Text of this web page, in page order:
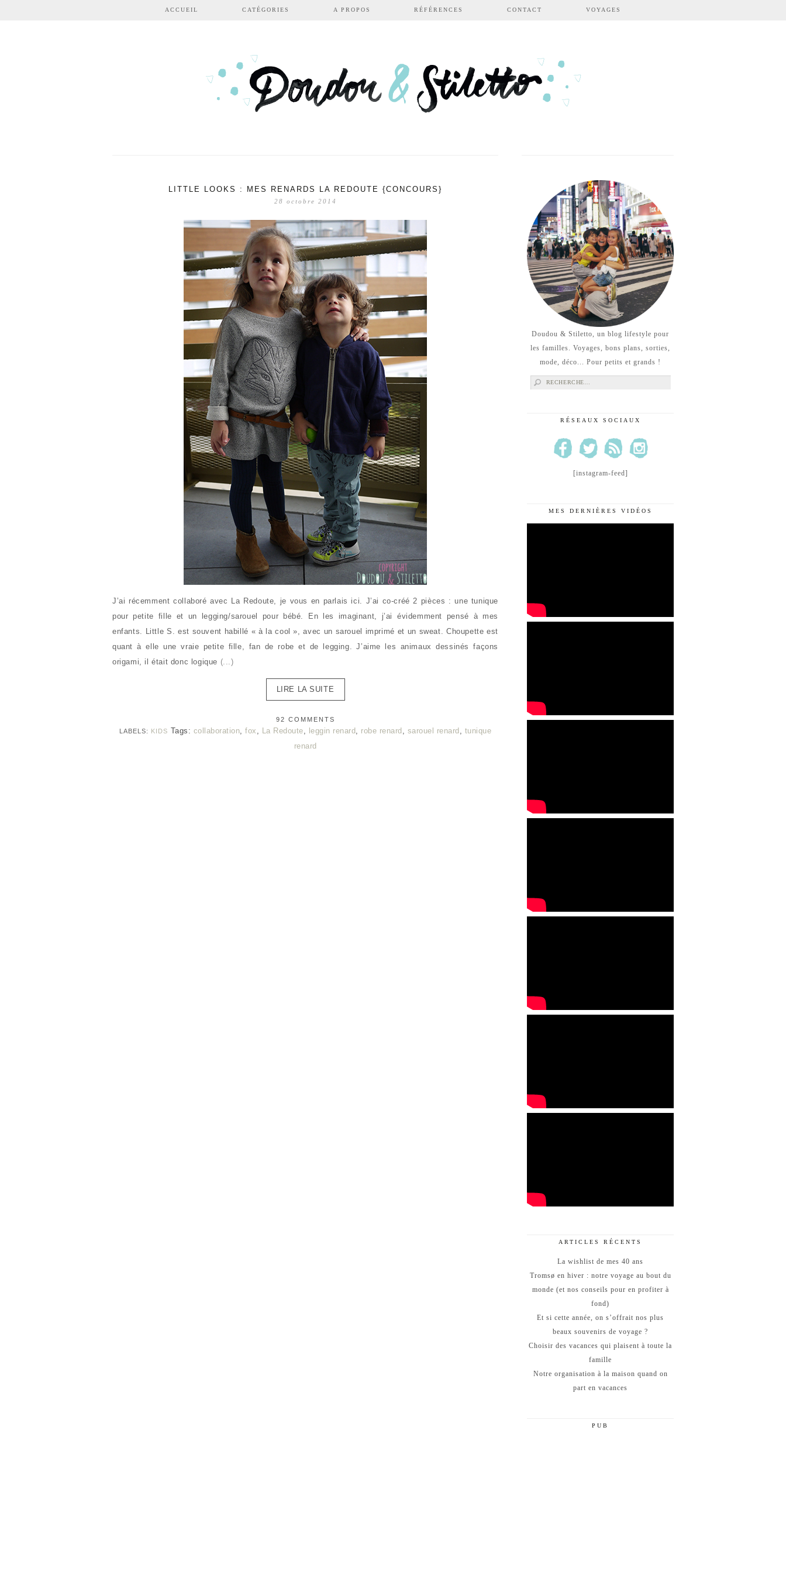
Aller au contenu principal
ACCUEIL CATÉGORIES A PROPOS RÉFÉRENCES CONTACT VOYAGES
LITTLE LOOKS : MES RENARDS LA REDOUTE {CONCOURS}
28 octobre 2014
J’ai récemment collaboré avec La Redoute, je vous en parlais ici. J’ai co-créé 2 pièces : une tunique
pour petite fille et un legging/sarouel pour bébé. En les imaginant, j’ai évidemment pensé à mes
enfants. Little S. est souvent habillé « à la cool », avec un sarouel imprimé et un sweat. Choupette est
quant à elle une vraie petite fille, fan de robe et de legging. J’aime les animaux dessinés façons
origami, il était donc logique (...)
LIRE LA SUITE
92 COMMENTS
LABELS: KIDS Tags: collaboration,fox , La Redoute, leggin renard, robe renard , sarouel renard , tunique
renard
Doudou & Stiletto, un blog lifestyle pour
les familles. Voyages, bons plans, sorties,
mode, déco... Pour petits et grands !
Rechercher :
RÉSEAUX SOCIAUX
[instagram-feed]
MES DERNIÈRES VIDÉOS
ARTICLES RÉCENTS
La wishlist de mes 40 ans
Tromsø en hiver : notre voyage au bout du
monde (et nos conseils pour en profiter à
fond)
Et si cette année, on s’offrait nos plus
beaux souvenirs de voyage ?
Choisir des vacances qui plaisent à toute la
famille
Notre organisation à la maison quand on
part en vacances
PUB